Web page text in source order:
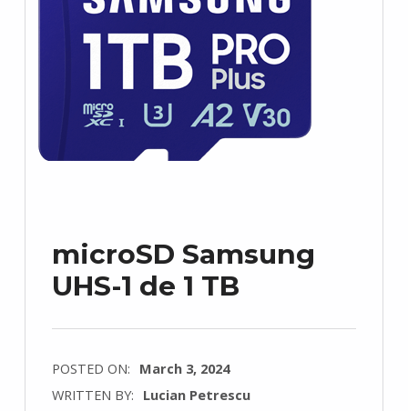
microSD Samsung
UHS-1 de 1 TB
POSTED ON: March 3, 2024
WRITTEN BY: Lucian Petrescu